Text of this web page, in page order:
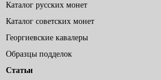
Каталог русских монет
Каталог советских монет
Георгиевские кавалеры
Образцы подделок
Статьи